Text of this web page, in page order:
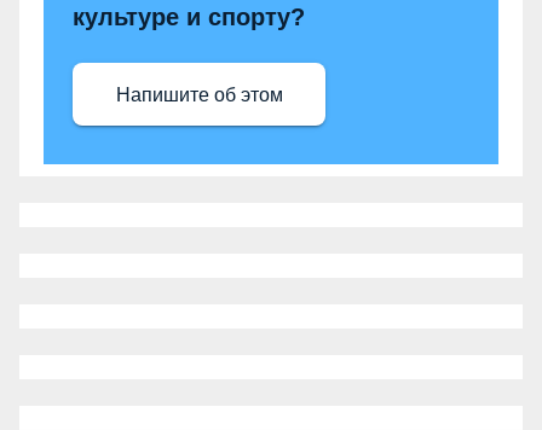
культуре и спорту?
Напишите об этом